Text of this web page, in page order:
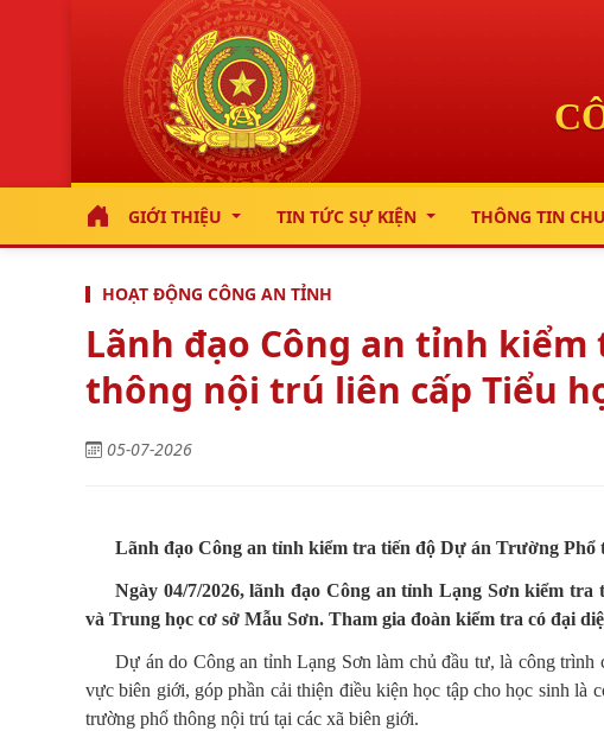
GIỚI THIỆU TIN TỨC SỰ KIỆN THÔNG TIN
HOẠT ĐỘNG CÔNG AN TỈNH
Lãnh đạo Công an tỉnh
thông nội trú liên cấp Tiểu
05-07-2026
Lãnh đạo Công an tỉnh kiểm tra tiến độ Dự án Trường
Ngày 04/7/2026, lãnh đạo Công an tỉnh Lạng Sơn kiểm
và Trung học cơ sở Mẫu Sơn. Tham gia đoàn kiểm tra có đại
Dự án do Công an tỉnh Lạng Sơn làm chủ đầu tư, là công
vực biên giới, góp phần cải thiện điều kiện học tập cho học sinh là
trường phổ thông nội trú tại các xã biên giới.